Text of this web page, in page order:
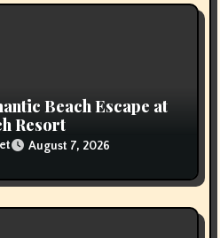
Beach Escape at
Resort
August 7, 2026